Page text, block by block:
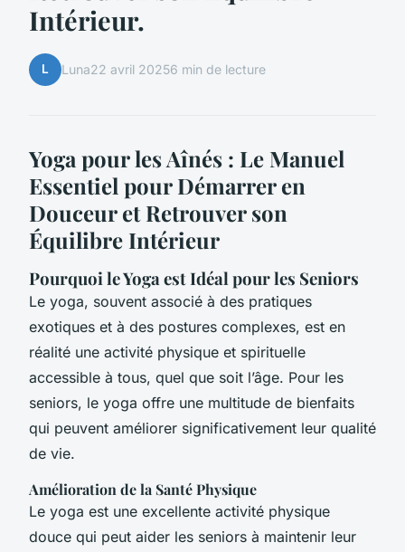
Intérieur.
L Luna22 avril 20256 min de lecture
Yoga pour les Aînés : Le Manuel
Essentiel pour Démarrer en
Douceur et Retrouver son
Équilibre Intérieur
Pourquoi le Yoga est Idéal pour les Seniors
Le yoga, souvent associé à des pratiques
exotiques et à des postures complexes, est en
réalité une activité physique et spirituelle
accessible à tous, quel que soit l’âge. Pour les
seniors, le yoga offre une multitude de bienfaits
qui peuvent améliorer significativement leur qualité
de vie.
Amélioration de la Santé Physique
Le yoga est une excellente activité physique
douce qui peut aider les seniors à maintenir leur